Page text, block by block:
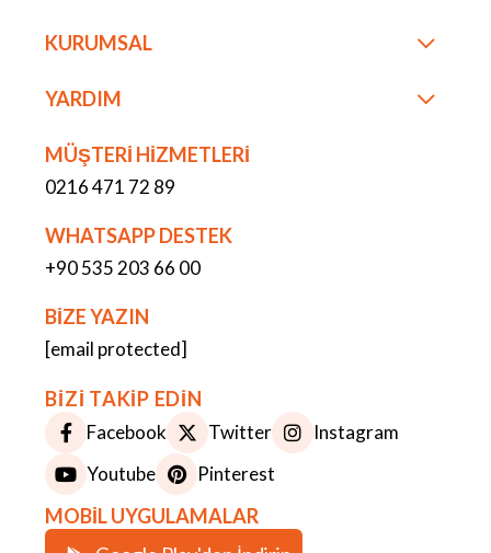
KURUMSAL
YARDIM
MÜŞTERİ HİZMETLERİ
0216 471 72 89
WHATSAPP DESTEK
+90 535 203 66 00
BİZE YAZIN
[email protected]
BİZİ TAKİP EDİN
Facebook Twitter
Instagram
Youtube
Pinterest
MOBİL UYGULAMALAR